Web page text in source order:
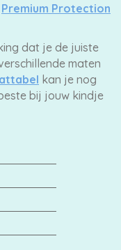
Premium Protection
dat je de juiste
maten
kan je nog
bij jouw kindje